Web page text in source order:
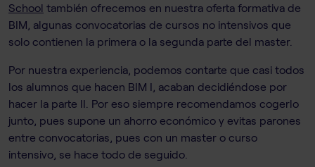
School también ofrecemos en nuestra oferta formativa de
BIM, algunas convocatorias de cursos no intensivos que
solo contienen la primera o la segunda parte del master.
Por nuestra experiencia, podemos contarte que casi todos
los alumnos que hacen BIM I, acaban decidiéndose por
hacer la parte II. Por eso siempre recomendamos cogerlo
junto, pues supone un ahorro económico y evitas parones
entre convocatorias, pues con un master o curso
intensivo, se hace todo de seguido.